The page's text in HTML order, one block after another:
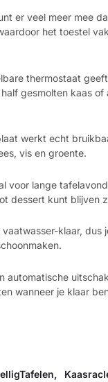
er veel meer mee
het toestel
thermostaat
gesmolten kaas of
werkt echt
vis en groente.
voor lange
dessert kunt blijven
vaatwasser-klaar, dus
automatische
wanneer je klaar
,